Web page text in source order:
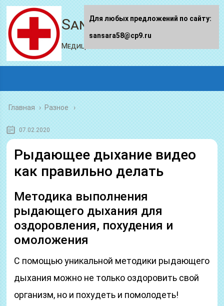
Sansara58.ru
Медицинский портал
Главная › Разное
07.02.2020
Рыдающее дыхание видео
как правильно делать
Методика выполнения
рыдающего дыхания для
оздоровления, похудения и
омоложения
С помощью уникальной методики рыдающего
дыхания можно не только оздоровить свой
организм, но и похудеть и помолодеть!
Для любых предложений по сайту:
sansara58@cp9.ru